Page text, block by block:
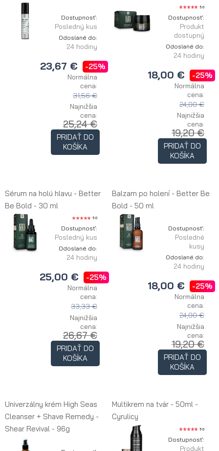
Dostupnosť:
Posledný kus
Odoslané do:
24 hodiny
23,67 € -25%
Normálna
cena:
31,56 €
Najnižšia
cena:
25,24 €
PRIDAŤ DO
KOŠÍKA
5.0
Dostupnosť:
Produkt
dostupný
Odoslané do:
24 hodiny
18,00 € -25%
Normálna
cena:
24,00 €
Najnižšia
cena:
19,20 €
PRIDAŤ DO
KOŠÍKA
Sérum na holú hlavu - Better
Be Bold - 30 ml
5.0
Dostupnosť:
Posledný kus
Odoslané do:
24 hodiny
25,00 € -25%
Normálna
cena:
33,33 €
Najnižšia
cena:
26,67 €
PRIDAŤ DO
KOŠÍKA
Balzam po holení - Better Be
Bold - 50 ml
Dostupnosť:
Posledné
kusy
Odoslané do:
24 hodiny
18,00 € -25%
Normálna
cena:
24,00 €
Najnižšia
cena:
19,20 €
PRIDAŤ DO
KOŠÍKA
Univerzálny krém High Seas
Cleanser + Shave Remedy -
Shear Revival - 96g
Multikrem na tvár - 50ml -
Cyrulicy
5.0
Dostupnosť:
Produkt